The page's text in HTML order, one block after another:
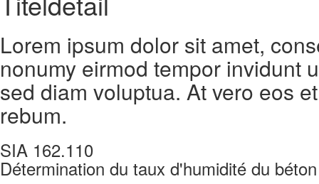
Lorem ipsum dolor sit amet,
nonumy eirmod tempor invidunt
sed diam voluptua. At vero eos
rebum.
SIA 162.110
Détermination du taux d'humidité du